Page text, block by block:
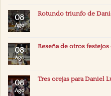
08
Ago
Rotundo triunfo de
08
Ago
Reseña de otros festejos
08
Ago
Tres orejas para Daniel